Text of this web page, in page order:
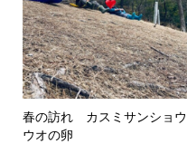
春の訪れ カスミサンショウ
ウオの卵